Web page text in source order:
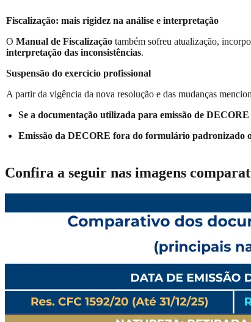
Fiscalização: mais rigidez na análise e interpretação
O Manual de Fiscalização também sofreu atualização,
interpretação das inconsistências.
Suspensão do exercício profissional
A partir da vigência da nova resolução e das mudanças
Se a documentação utilizada para emissão de
Emissão da DECORE fora do formulário padronizado
Confira a seguir nas imagens